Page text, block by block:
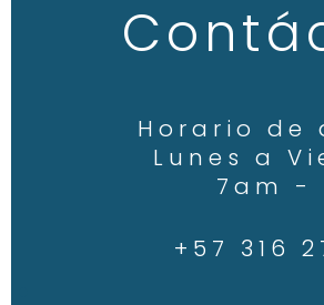
Horario de
Lunes a
7am -
+57 316